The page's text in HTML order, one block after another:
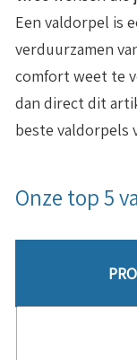
Een valdorpel is
verduurzamen
comfort weet te
dan direct dit
beste valdorpels
Onze top 5